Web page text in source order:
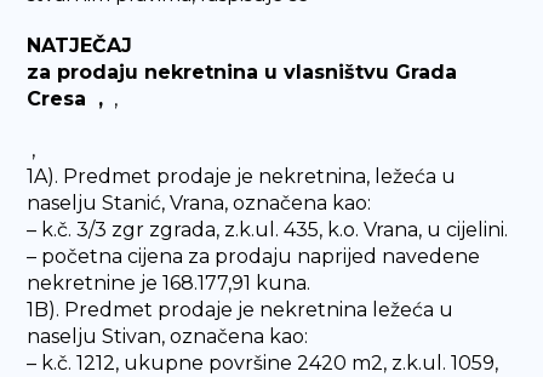
NATJEČAJ
za prodaju nekretnina u vlasništvu Grada
Cresa , ,
,
1A). Predmet prodaje je nekretnina, ležeća u
naselju Stanić, Vrana, označena kao:
– k.č. 3/3 zgr zgrada, z.k.ul. 435, k.o. Vrana, u cijelini.
– početna cijena za prodaju naprijed navedene
nekretnine je 168.177,91 kuna.
1B). Predmet prodaje je nekretnina ležeća u
naselju Stivan, označena kao:
– k.č. 1212, ukupne površine 2420 m2, z.k.ul. 1059,